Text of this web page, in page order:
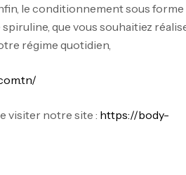
le conditionnement sous forme
que vous souhaitiez
régime quotidien,
visiter notre site : https://body-